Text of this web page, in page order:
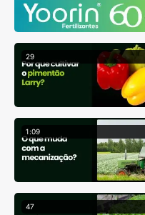
29
1 :09
47